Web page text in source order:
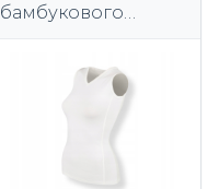
бамбукового